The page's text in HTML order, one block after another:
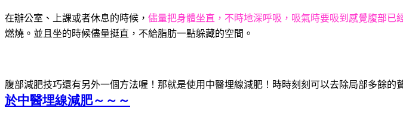
在辦公室、上課或者休息的時候， 儘量把身體坐直，不時地深呼吸，吸氣時要吸到感覺腹部已
燃燒。並且坐的時候儘量挺直，不給脂肪一點躲藏的空間。
腹部減肥技巧還有另外一個方法喔！那就是使用中醫埋線減肥！時時刻刻可以去除局部多餘的
於中醫埋線減肥～～～